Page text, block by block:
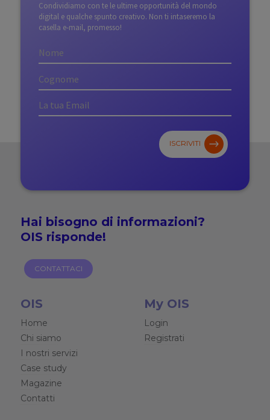
Condividiamo con te le ultime opportunità del mondo
digital e qualche spunto creativo. Non ti intaseremo la
casella e-mail, promesso!
ISCRIVITI
Hai bisogno di informazioni?
OIS risponde!
CONTATTACI
OIS
Home
Chi siamo
I nostri servizi
Case study
Magazine
Contatti
My OIS
Login
Registrati